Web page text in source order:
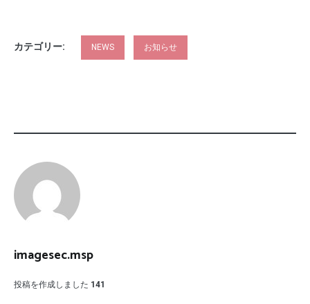
カテゴリー: NEWS お知らせ
imagesec.msp
投稿を作成しました 141